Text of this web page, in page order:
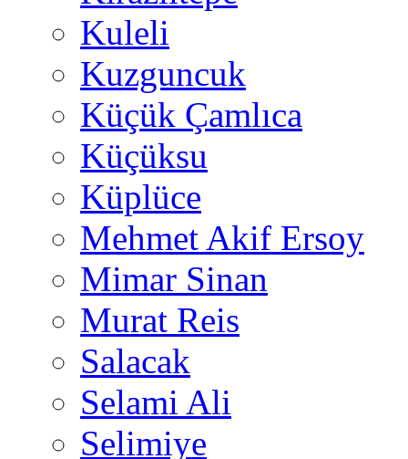
Kuleli
Kuzguncuk
Küçük Çamlıca
Küçüksu
Küplüce
Mehmet Akif Ersoy
Mimar Sinan
Murat Reis
Salacak
Selami Ali
Selimiye